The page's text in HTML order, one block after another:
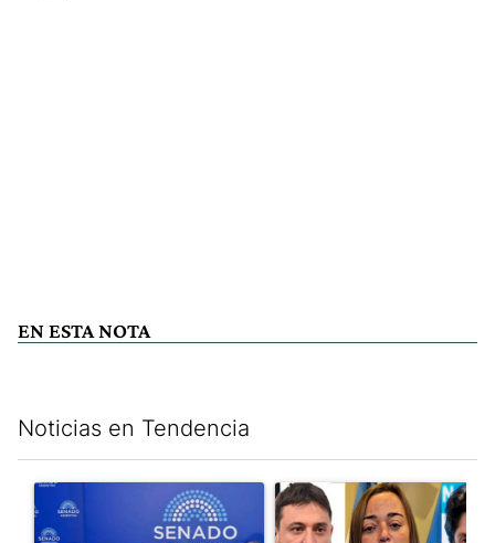
EN ESTA NOTA
Noticias en Tendencia
Un artículo de tendencia con el título "Ley de Tierras: ante el
Un artículo de tendencia con